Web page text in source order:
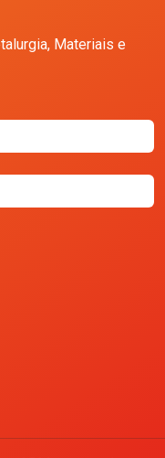
Materiais e